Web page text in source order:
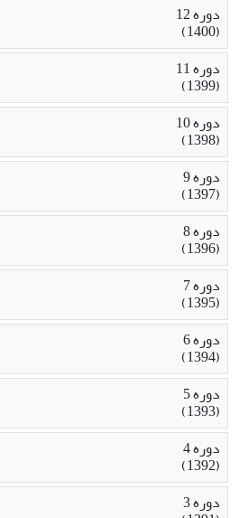
دوره 12
(1400)
دوره 11
(1399)
دوره 10
(1398)
دوره 9
(1397)
دوره 8
(1396)
دوره 7
(1395)
دوره 6
(1394)
دوره 5
(1393)
دوره 4
(1392)
دوره 3